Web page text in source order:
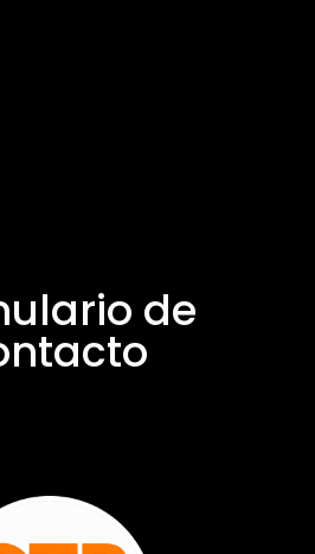
de